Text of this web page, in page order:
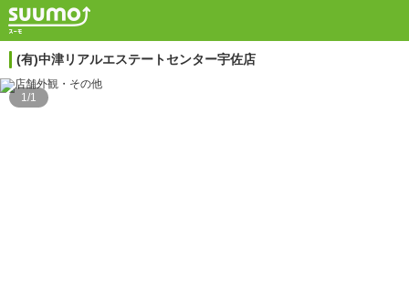
(有)中津リアルエステートセンター宇佐店
1/1